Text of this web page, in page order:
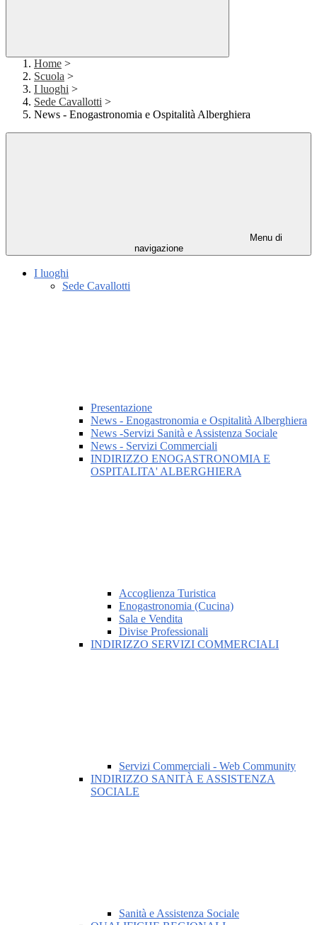
Home >
Scuola >
I luoghi >
Sede Cavallotti >
News - Enogastronomia e Ospitalità Alberghiera
Menu di
navigazione
I luoghi
Sede Cavallotti
Presentazione
News - Enogastronomia e Ospitalità Alberghiera
News -Servizi Sanità e Assistenza Sociale
News - Servizi Commerciali
INDIRIZZO ENOGASTRONOMIA E
OSPITALITA' ALBERGHIERA
Accoglienza Turistica
Enogastronomia (Cucina)
Sala e Vendita
Divise Professionali
INDIRIZZO SERVIZI COMMERCIALI
Servizi Commerciali - Web Community
INDIRIZZO SANITÀ E ASSISTENZA
SOCIALE
Sanità e Assistenza Sociale